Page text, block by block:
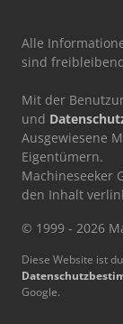
Alle
sind
Mit der
und
Ausgewiesene
Eigentümern.
Machineseeker
den Inhalt
© 1999 - 2026
Diese Website ist
Google.